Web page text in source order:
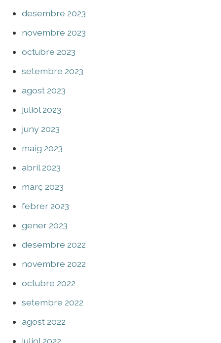
desembre 2023
novembre 2023
octubre 2023
setembre 2023
agost 2023
juliol 2023
juny 2023
maig 2023
abril 2023
març 2023
febrer 2023
gener 2023
desembre 2022
novembre 2022
octubre 2022
setembre 2022
agost 2022
juliol 2022